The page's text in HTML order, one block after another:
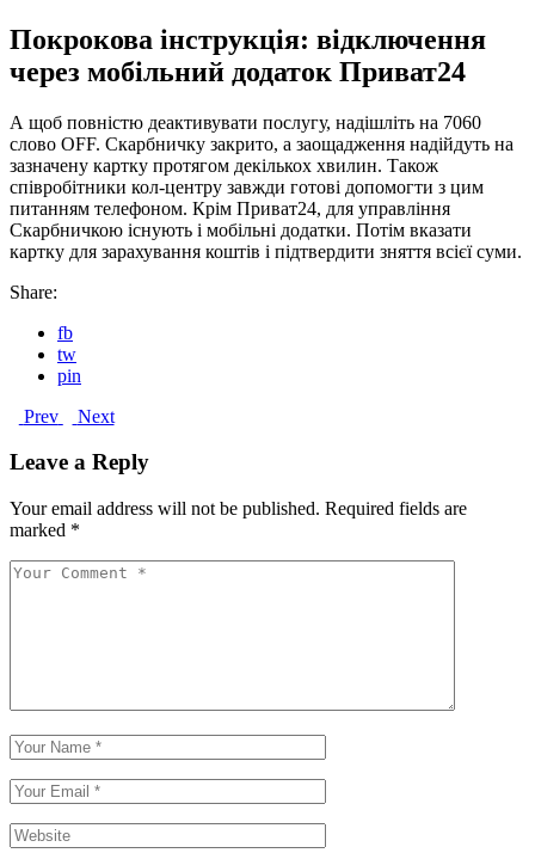
Покрокова інструкція: відключення
через мобільний додаток Приват24
А щоб повністю деактивувати послугу, надішліть на 7060
слово OFF. Скарбничку закрито, а заощадження надійдуть на
зазначену картку протягом декількох хвилин. Також
співробітники кол-центру завжди готові допомогти з цим
питанням телефоном. Крім Приват24, для управління
Скарбничкою існують і мобільні додатки. Потім вказати
картку для зарахування коштів і підтвердити зняття всієї суми.
Share:
fb
tw
pin
Prev
Next
Leave a Reply
Your email address will not be published. Required fields are
marked *